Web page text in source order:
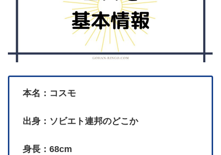
本名：コスモ
出身：ソビエト連邦のどこか
身長：68cm